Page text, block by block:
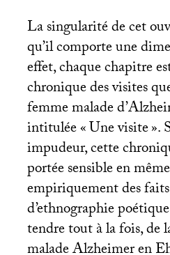
La singularité de cet
qu’il comporte une
effet, chaque chapitre
chronique des visites
femme malade
intitulée «Une visite».
impudeur, cette
portée sensible en
empiriquement des
d’ethnographie
tendre tout à la fois, de